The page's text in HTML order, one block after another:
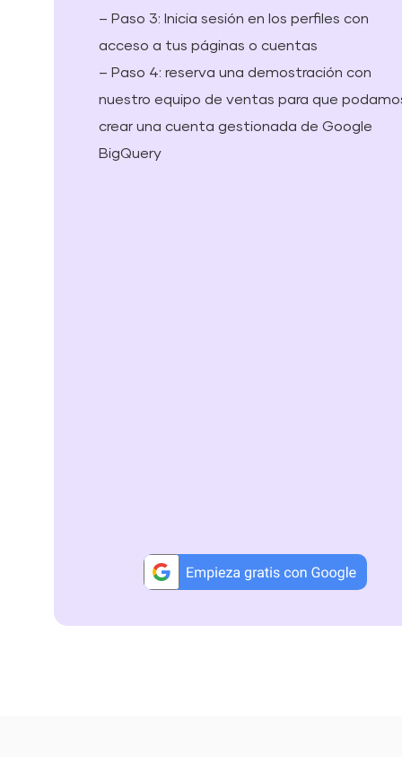
– Paso 3: Inicia sesión en los perfiles con
acceso a tus páginas o cuentas
– Paso 4: reserva una demostración con
nuestro equipo de ventas para que
crear una cuenta gestionada de Google
BigQuery